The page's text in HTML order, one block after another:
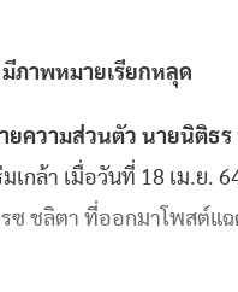
มีภาพหมายเรียกหลุด
ความส่วนตัว นายนิติธร
กล้า เมื่อวันที่ 18 เม.ย.
ซ ชลิตา ที่ออกมาโพสต์แ